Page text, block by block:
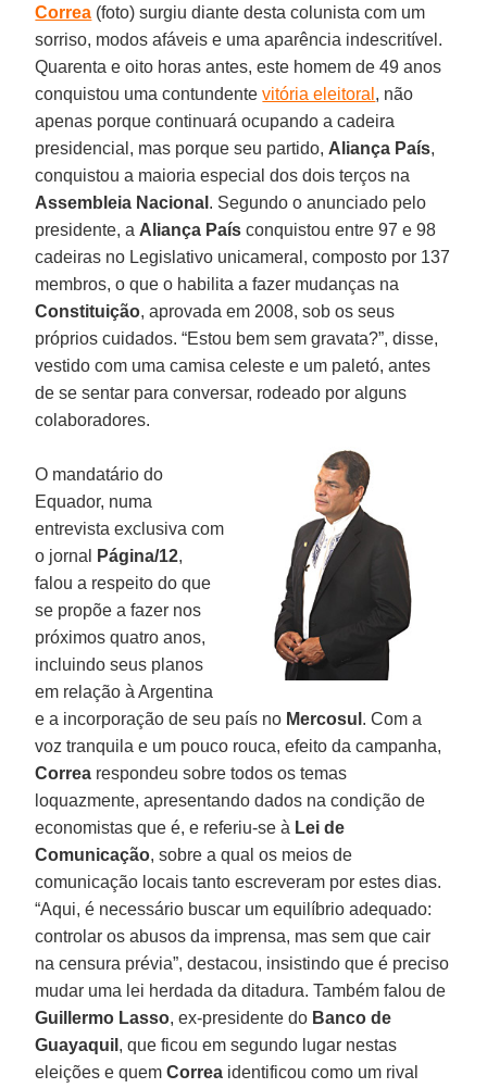
Correa (foto) surgiu diante desta colunista com um
sorriso, modos afáveis e uma aparência indescritível.
Quarenta e oito horas antes, este homem de 49 anos
conquistou uma contundentevitória eleitoral , não
apenas porque continuará ocupando a cadeira
presidencial, mas porque seu partido, Aliança País,
conquistou a maioria especial dos dois terços na
Assembleia Nacional . Segundo o anunciado pelo
presidente, a Aliança País conquistou entre 97 e 98
cadeiras no Legislativo unicameral, composto por 137
membros, o que o habilita a fazer mudanças na
Constituição, aprovada em 2008, sob os seus
próprios cuidados. “Estou bem sem gravata?”, disse,
vestido com uma camisa celeste e um paletó, antes
de se sentar para conversar, rodeado por alguns
colaboradores.
O mandatário do
Equador, numa
entrevista exclusiva com
o jornal
Página/12,
falou a respeito do que
se propõe a fazer nos
próximos quatro anos,
incluindo seus planos
em relação à Argentina
e a incorporação de seu país no Mercosul . Com a
voz tranquila e um pouco rouca, efeito da campanha,
Correa respondeu sobre todos os temas
loquazmente, apresentando dados na condição de
economistas que é, e referiu-se à Lei de
Comunicação, sobre a qual os meios de
comunicação locais tanto escreveram por estes dias.
“Aqui, é necessário buscar um equilíbrio adequado:
controlar os abusos da imprensa, mas sem que cair
na censura prévia”, destacou, insistindo que é preciso
mudar uma lei herdada da ditadura. Também falou de
Guillermo Lasso, ex-presidente do Banco de
Guayaquil , que ficou em segundo lugar nestas
eleições e quemCorrea identificou como um rival